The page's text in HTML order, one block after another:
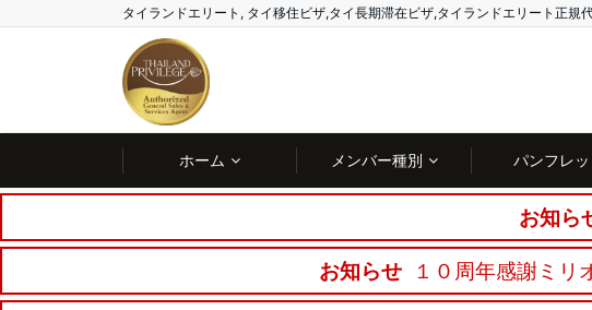
タイランドエリート, タイ移住ビザ,タイ長期滞在ビザ,タイランドエリート正規
ホーム メンバー種別 パンフレッ
お知ら
お知らせ １０周年感謝ミリ